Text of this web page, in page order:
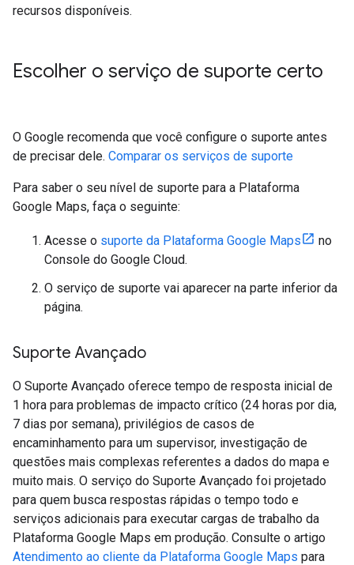
recursos disponíveis.
Escolher o serviço de suporte certo
O Google recomenda que você configure o suporte antes
de precisar dele. Comparar os serviços de suporte
Para saber o seu nível de suporte para a Plataforma
Google Maps, faça o seguinte:
Acesse o suporte da Plataforma Google Maps
no
Console do Google Cloud.
O serviço de suporte vai aparecer na parte inferior da
página.
Suporte Avançado
O Suporte Avançado oferece tempo de resposta inicial de
1 hora para problemas de impacto crítico (24 horas por dia,
7 dias por semana), privilégios de casos de
encaminhamento para um supervisor, investigação de
questões mais complexas referentes a dados do mapa e
muito mais. O serviço do Suporte Avançado foi projetado
para quem busca respostas rápidas o tempo todo e
serviços adicionais para executar cargas de trabalho da
Plataforma Google Maps em produção. Consulte o artigo
Atendimento ao cliente da Plataforma Google Maps para